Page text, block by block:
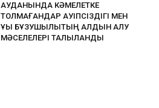
АУДАНЫНДА КӘМЕЛЕТКЕ
ТОЛМАҒАНДАР ҚАУІПСІЗДІГІ МЕН
ҚҰҚЫҚ БҰЗУШЫЛЫҚТЫҢ АЛДЫН АЛУ
МӘСЕЛЕЛЕРІ ТАЛҚЫЛАНДЫ